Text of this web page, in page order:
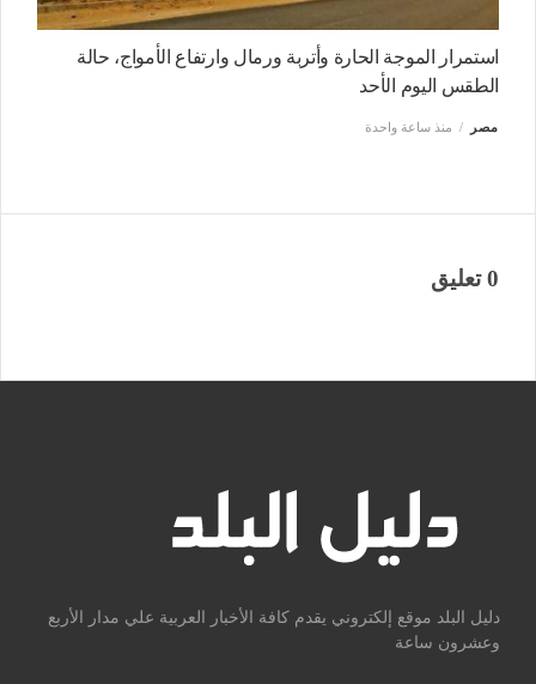
استمرار الموجة الحارة وأتربة ورمال وارتفاع الأمواج، حالة
الطقس اليوم الأحد
مصر منذ ساعة واحدة
0 تعليق
دليل البلد موقع إلكتروني يقدم كافة الأخبار العربية علي مدار الأربع
وعشرون ساعة